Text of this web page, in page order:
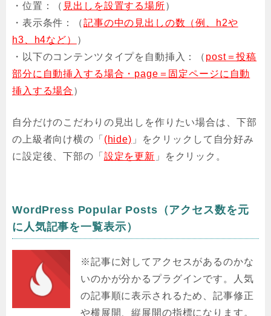
・位置：（ 見出しを設置する場所）
・表示条件：（記事の中の見出しの数（例、h2や
h3、h4など）
）
・以下のコンテンツタイプを自動挿入：（ post＝投稿
部分に自動挿入する場合・page＝固定ページに自動
挿入する場合 ）
自分だけのこだわりの見出しを作りたい場合は、下部
の上級者向け横の「 (hide) 」をクリックして自分好み
に設定後、下部の「 設定を更新 」をクリック。
WordPress Popular Posts（アクセス数を元
に人気記事を一覧表示）
※記事に対してアクセスがあるのかな
いのかが分かるプラグインです。人気
の記事順に表示されるため、記事修正
や横展開、縦展開の指標になります。